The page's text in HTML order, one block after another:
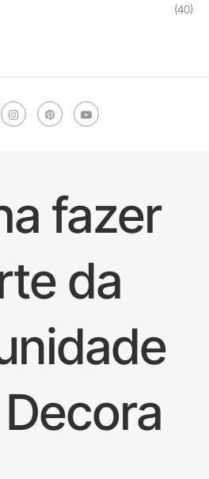
(40)
fazer
da